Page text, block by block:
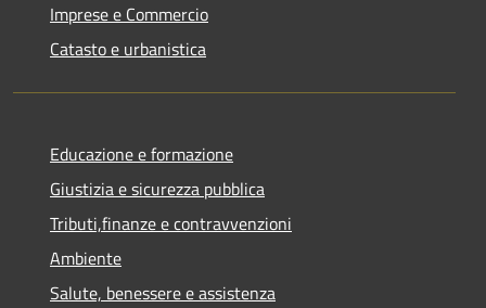
Imprese e Commercio
Catasto e urbanistica
Educazione e formazione
Giustizia e sicurezza pubblica
Tributi,finanze e contravvenzioni
Ambiente
Salute, benessere e assistenza